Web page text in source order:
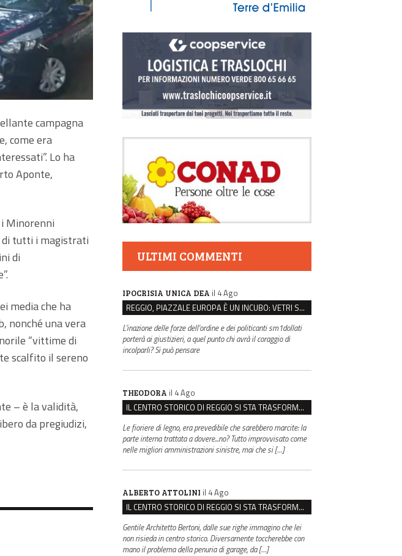
campagna
come era
Lo ha
Aponte,
Minorenni
di tutti i magistrati
di
media che ha
nonché una vera
“vittime di
scalfito il sereno
– è la validità,
da pregiudizi,
ULTIMI COMMENTI
IPOCRISIA UNICA DEA il 4 Ago
REGGIO, PIAZZALE EUROPA È UN INCUBO: VETRI SPACCATI E FURTI SULLE AUTO IN SOSTA
L'inazione delle forze dell'ordine e dei politicanti sm1dollati
porterà ai giustizieri, a quel punto chi avrà il coraggio di
incolparli? Si può pensare
THEODORA il 4 Ago
IL CENTRO STORICO DI REGGIO SI STA TRASFORMANDO, E NON IN MEGLIO
Le fioriere di legno, era prevedibile che sarebbero marcite: la
parte interna trattata a dovere...no? Tutto improvvisato come
nelle migliori amministrazioni sinistre, mai che si […]
ALBERTO ATTOLINI il 4 Ago
IL CENTRO STORICO DI REGGIO SI STA TRASFORMANDO, E NON IN MEGLIO
Gentile Architetto Bertoni, dalle sue righe immagino che lei
non risieda in centro storico. Diversamente toccherebbe con
mano il problema della penuria di garage, da […]